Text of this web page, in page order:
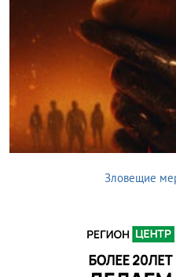
Зловещие